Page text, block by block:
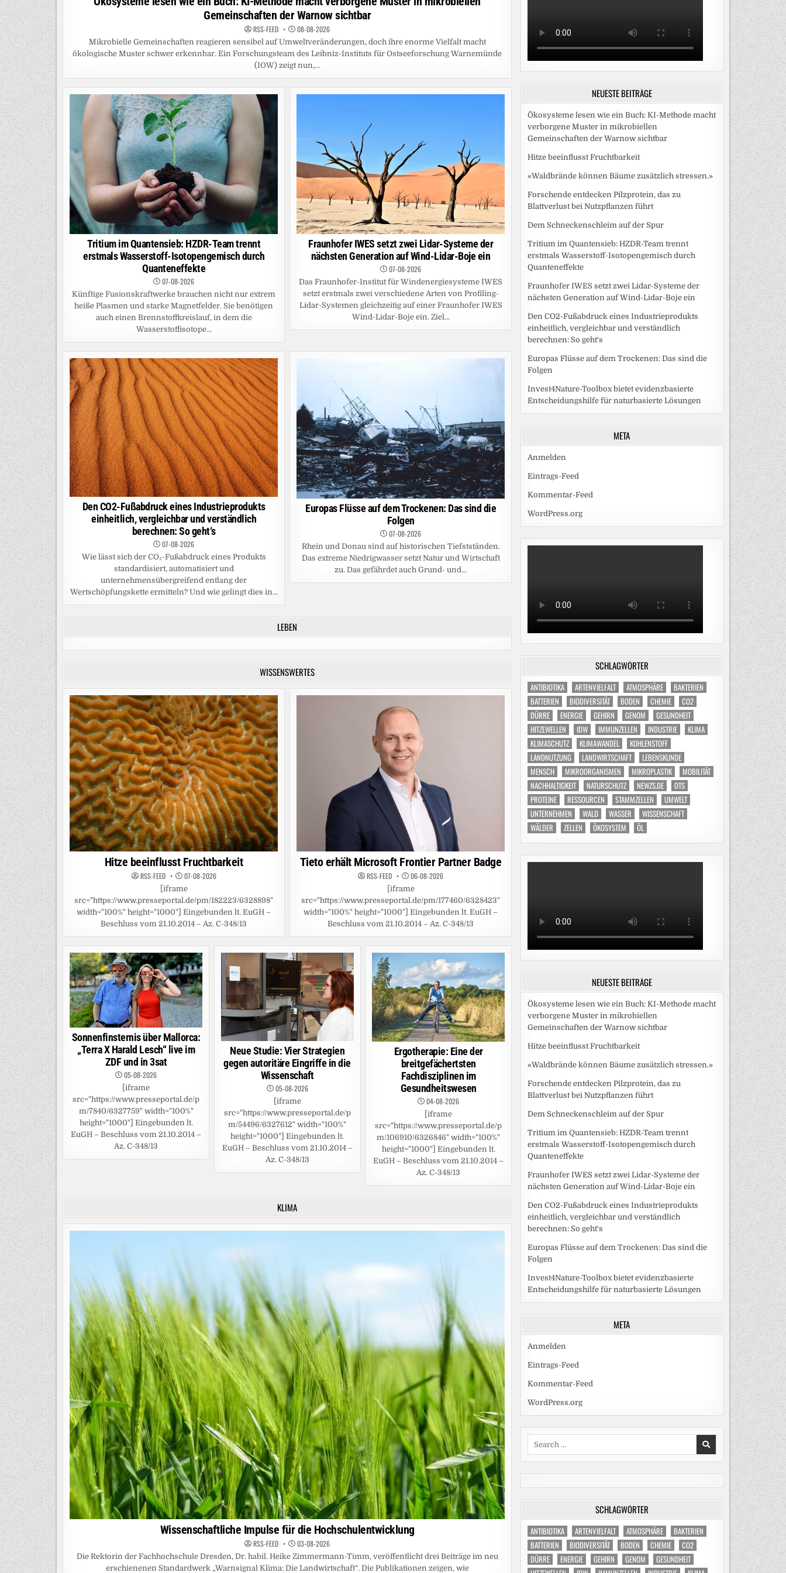
Gemeinschaften der Warnow sichtbar
RSS-FEED 08-08-2026
Mikrobielle Gemeinschaften reagieren sensibel auf Umweltveränderungen, doch ihre enorme Vielfalt macht
ökologische Muster schwer erkennbar. Ein Forschungsteam des Leibniz-Instituts für Ostseeforschung Warnemünde
(IOW) zeigt nun,...
Tritium im Quantensieb: HZDR-Team trennt
erstmals Wasserstoff-Isotopengemisch durch
Quanteneffekte
07-08-2026
Künftige Fusionskraftwerke brauchen nicht nur extrem
heiße Plasmen und starke Magnetfelder. Sie benötigen
auch einen Brennstoffkreislauf, in dem die
Wasserstoffisotope...
Fraunhofer IWES setzt zwei Lidar-Systeme der
nächsten Generation auf Wind-Lidar-Boje ein
07-08-2026
Das Fraunhofer-Institut für Windenergiesysteme IWES
setzt erstmals zwei verschiedene Arten von Profiling-
Lidar-Systemen gleichzeitig auf einer Fraunhofer IWES
Wind-Lidar-Boje ein. Ziel...
Den CO2-Fußabdruck eines Industrieprodukts
einheitlich, vergleichbar und verständlich
berechnen: So geht‘s
07-08-2026
Wie lässt sich der CO₂-Fußabdruck eines Produkts
standardisiert, automatisiert und
unternehmensübergreifend entlang der
Wertschöpfungskette ermitteln? Und wie gelingt dies in...
Europas Flüsse auf dem Trockenen: Das sind die
Folgen
07-08-2026
Rhein und Donau sind auf historischen Tiefstständen.
Das extreme Niedrigwasser setzt Natur und Wirtschaft
zu. Das gefährdet auch Grund- und...
LEBEN
WISSENSWERTES
Hitze beeinflusst Fruchtbarkeit
RSS-FEED 07-08-2026
[iframe
src="https://www.presseportal.de/pm/182223/6328898"
width="100%" height="1000"] Eingebunden lt. EuGH –
Beschluss vom 21.10.2014 – Az. C-348/13
Tieto erhält Microsoft Frontier Partner Badge
RSS-FEED 06-08-2026
[iframe
src="https://www.presseportal.de/pm/177460/6328423"
width="100%" height="1000"] Eingebunden lt. EuGH –
Beschluss vom 21.10.2014 – Az. C-348/13
Sonnenfinsternis über Mallorca:
„Terra X Harald Lesch“ live im
ZDF und in 3sat
05-08-2026
[iframe
src="https://www.presseportal.de/p
m/7840/6327759" width="100%"
height="1000"] Eingebunden lt.
EuGH – Beschluss vom 21.10.2014 –
Az. C-348/13
Neue Studie: Vier Strategien
gegen autoritäre Eingriffe in die
Wissenschaft
05-08-2026
[iframe
src="https://www.presseportal.de/p
m/54496/6327612" width="100%"
height="1000"] Eingebunden lt.
EuGH – Beschluss vom 21.10.2014 –
Az. C-348/13
Ergotherapie: Eine der
breitgefächertsten
Fachdisziplinen im
Gesundheitswesen
04-08-2026
[iframe
src="https://www.presseportal.de/p
m/106910/6326846" width="100%"
height="1000"] Eingebunden lt.
EuGH – Beschluss vom 21.10.2014 –
Az. C-348/13
KLIMA
Wissenschaftliche Impulse für die Hochschulentwicklung
RSS-FEED 03-08-2026
Die Rektorin der Fachhochschule Dresden, Dr. habil. Heike Zimmermann-Timm, veröffentlicht drei Beiträge im neu
erschienenen Standardwerk „Warnsignal Klima: Die Landwirtschaft“. Die Publikationen zeigen, wie
NEUESTE BEITRÄGE
Ökosysteme lesen wie ein Buch: KI-Methode macht
verborgene Muster in mikrobiellen
Gemeinschaften der Warnow sichtbar
Hitze beeinflusst Fruchtbarkeit
«Waldbrände können Bäume zusätzlich stressen.»
Forschende entdecken Pilzprotein, das zu
Blattverlust bei Nutzpflanzen führt
Dem Schneckenschleim auf der Spur
Tritium im Quantensieb: HZDR-Team trennt
erstmals Wasserstoff-Isotopengemisch durch
Quanteneffekte
Fraunhofer IWES setzt zwei Lidar-Systeme der
nächsten Generation auf Wind-Lidar-Boje ein
Den CO2-Fußabdruck eines Industrieprodukts
einheitlich, vergleichbar und verständlich
berechnen: So geht‘s
Europas Flüsse auf dem Trockenen: Das sind die
Folgen
Invest4Nature-Toolbox bietet evidenzbasierte
Entscheidungshilfe für naturbasierte Lösungen
META
Anmelden
Eintrags-Feed
Kommentar-Feed
WordPress.org
SCHLAGWÖRTER
ANTIBIOTIKA ARTENVIELFALT ATMOSPHÄRE
BAKTERIEN
BATTERIEN
BIODIVERSITÄT BODEN CHEMIE
CO2
DÜRRE
ENERGIE GEHIRN GENOM
GESUNDHEIT
HITZEWELLEN
IDW IMMUNZELLEN INDUSTRIE
KLIMA
KLIMASCHUTZ
KLIMAWANDEL
KOHLENSTOFF
LANDNUTZUNG
LANDWIRTSCHAFT
LEBENSKUNDE
MENSCH
MIKROORGANISMEN MIKROPLASTIK
MOBILITÄT
NACHHALTIGKEIT
NATURSCHUTZ NEWZS.DE
OTS
PROTEINE
RESSOURCEN STAMMZELLEN
UMWELT
UNTERNEHMEN
WALD WASSER
WISSENSCHAFT
WÄLDER
ZELLEN ÖKOSYSTEM ÖL
NEUESTE BEITRÄGE
Ökosysteme lesen wie ein Buch: KI-Methode macht
verborgene Muster in mikrobiellen
Gemeinschaften der Warnow sichtbar
Hitze beeinflusst Fruchtbarkeit
«Waldbrände können Bäume zusätzlich stressen.»
Forschende entdecken Pilzprotein, das zu
Blattverlust bei Nutzpflanzen führt
Dem Schneckenschleim auf der Spur
Tritium im Quantensieb: HZDR-Team trennt
erstmals Wasserstoff-Isotopengemisch durch
Quanteneffekte
Fraunhofer IWES setzt zwei Lidar-Systeme der
nächsten Generation auf Wind-Lidar-Boje ein
Den CO2-Fußabdruck eines Industrieprodukts
einheitlich, vergleichbar und verständlich
berechnen: So geht‘s
Europas Flüsse auf dem Trockenen: Das sind die
Folgen
Invest4Nature-Toolbox bietet evidenzbasierte
Entscheidungshilfe für naturbasierte Lösungen
META
Anmelden
Eintrags-Feed
Kommentar-Feed
WordPress.org
SCHLAGWÖRTER
ANTIBIOTIKA ARTENVIELFALT ATMOSPHÄRE
BAKTERIEN
BATTERIEN
BIODIVERSITÄT BODEN CHEMIE
CO2
DÜRRE
ENERGIE GEHIRN GENOM
GESUNDHEIT